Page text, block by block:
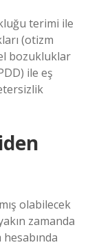
terimi ile
(otizm
bozukluklar
ile eş
olabilecek
zamanda